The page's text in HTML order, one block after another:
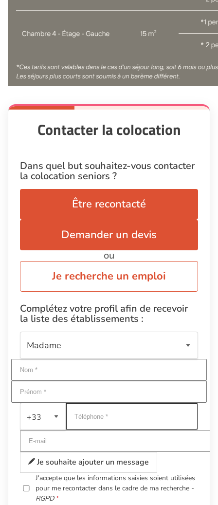
Contacter la colocation
Dans quel but souhaitez-vous contacter
la colocation seniors ?
Être recontacté
Demander un devis
ou
Je recherche un emploi
Complétez votre profil afin de recevoir
la liste des établissements :
+33
Je souhaite ajouter un message
J'accepte que les informations saisies soient utilisées
pour me recontacter dans le cadre de ma recherche -
RGPD